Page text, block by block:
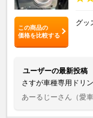
この商品の
価格を比較する
グッ
ユーザーの最新投稿
さすが車種専用ドリ
あーるじーさん （愛